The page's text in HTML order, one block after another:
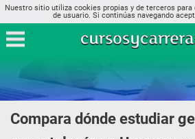
Nuestro sitio utiliza cookies propias y de terceros
de usuario. Si continúas navegando
Compara dónde estudiar